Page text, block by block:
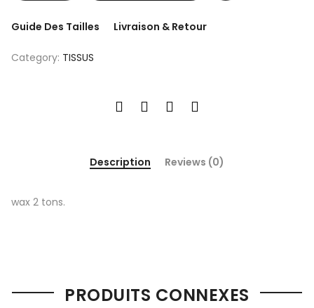
Guide Des Tailles Livraison & Retour
Category: TISSUS
Description Reviews (0)
wax 2 tons.
PRODUITS CONNEXES